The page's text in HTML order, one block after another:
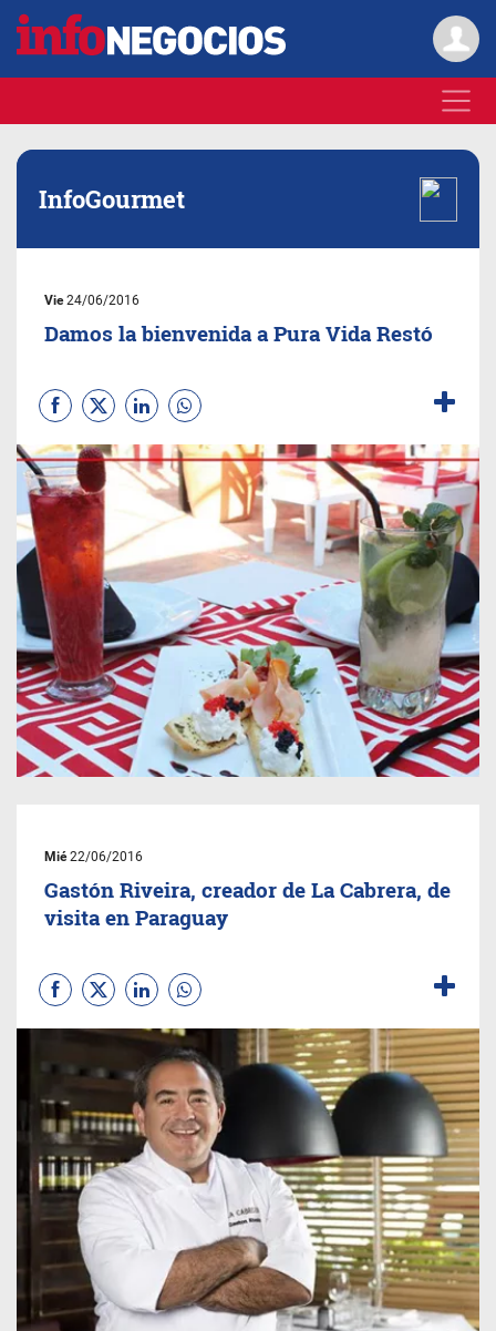
InfoGourmet
Vie24/06/2016
Damos la bienvenida a Pura Vida Restó
Mié22/06/2016
Gastón Riveira, creador de La Cabrera, de
visita en Paraguay